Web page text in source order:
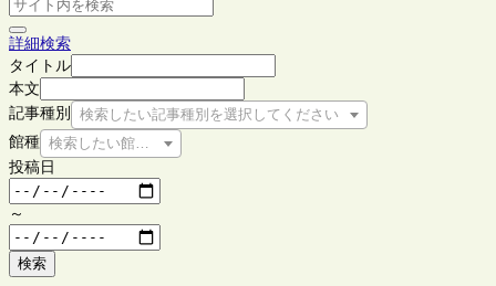
詳細検索
タイトル
本文
記事種別
検索したい記事種別を選択してください
館種 検索したい館種を選択してください
投稿日
～
検索